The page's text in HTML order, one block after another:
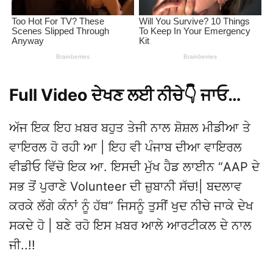
Full Video ਦੇਖਣ ਲਈ ਨੀਚੇ👇 ਜਾਓ…
ਅੱਜ ਇਕ ਇਹ ਖ਼ਬਰ ਬਹੁਤ ਤੇਜੀ ਨਾਲ ਸ਼ੋਸ਼ਲ ਮੀਡੀਆ ਤੇ
ਵਾਇਰਲ ਹੋ ਰਹੀ ਆ | ਇਹ ਵੀ ਪੰਜਾਬ ਦੀਆ ਵਾਇਰਲ
ਵੀਡੀਓ ਵਿੱਚੋ ਇਕ ਆ. ਇਸਦੀ ਮੁੱਖ ਹੈਡ ਲਾਈਨ “AAP ਦੇ
ਸਭ ਤੋਂ ਪੁਰਾਣੇ Volunteer ਦੀ ਜ਼ੁਬਾਨੀ ਸੱਚ!| ਬਦਲਾਵ
ਕਰਕੇ ਲੱਗੇ ਕੰਨਾਂ ਨੂੰ ਹੱਥ” ਜਿਸਨੂੰ ਤੁਸੀਂ ਖੁਦ ਨੀਚੇ ਜਾਕੇ ਦੇਖ
ਸਕਦੇ ਹੋ | ਬਣੇ ਰਹੋ ਇਸ ਖ਼ਬਰ ਆਲੇ ਆਰਟੀਕਲ ਦੇ ਨਾਲ
ਜੀ..!!